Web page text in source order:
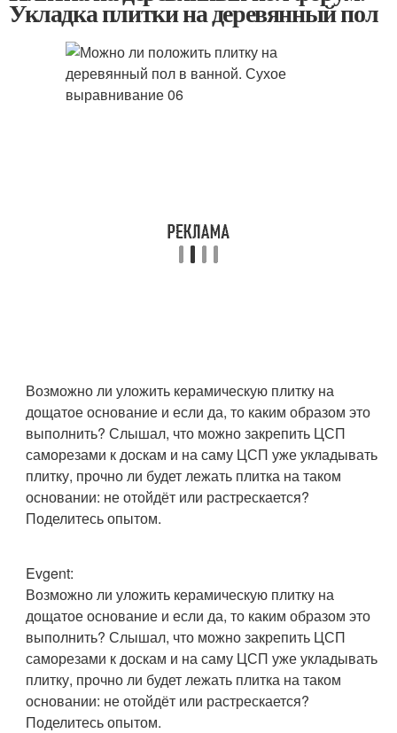
Укладка плитки на деревянный пол
Возможно ли уложить керамическую плитку на
дощатое основание и если да, то каким образом это
выполнить? Слышал, что можно закрепить ЦСП
саморезами к доскам и на саму ЦСП уже укладывать
плитку, прочно ли будет лежать плитка на таком
основании: не отойдёт или растрескается?
Поделитесь опытом.
Evgent:
Возможно ли уложить керамическую плитку на
дощатое основание и если да, то каким образом это
выполнить? Слышал, что можно закрепить ЦСП
саморезами к доскам и на саму ЦСП уже укладывать
плитку, прочно ли будет лежать плитка на таком
основании: не отойдёт или растрескается?
Поделитесь опытом.